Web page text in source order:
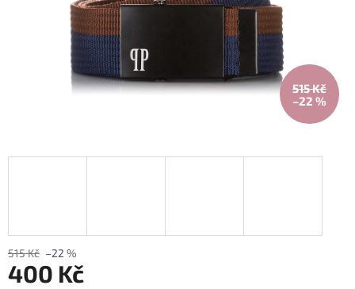
515 Kč
–22 %
515 Kč –22 %
400 Kč